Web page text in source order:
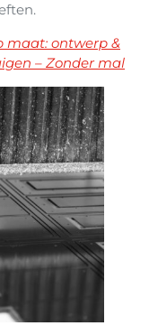
maat: ontwerp &
– Zonder mal